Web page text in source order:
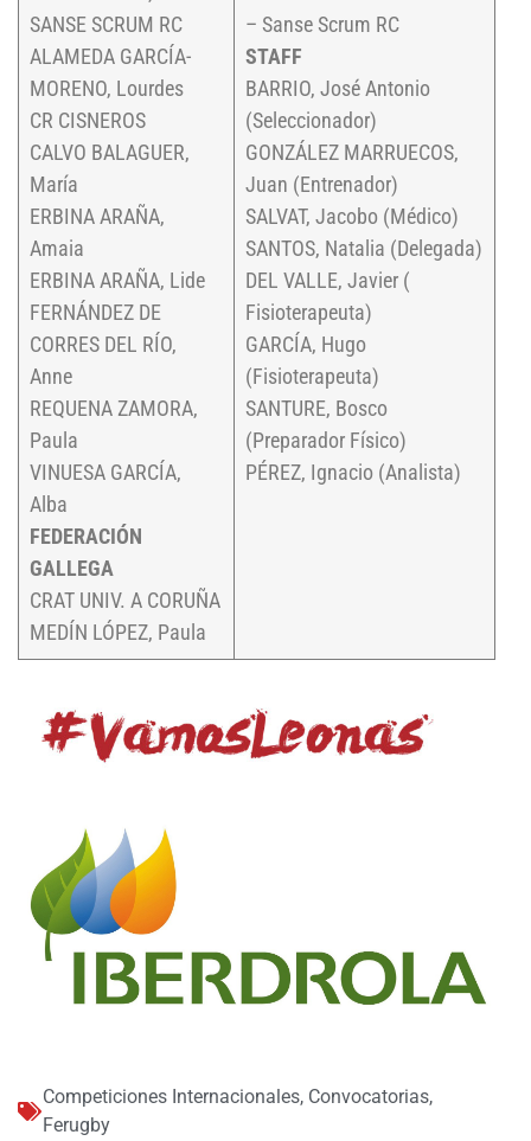
SANSE SCRUM RC
ALAMEDA GARCÍA-
MORENO, Lourdes
CR CISNEROS
CALVO BALAGUER,
María
ERBINA ARAÑA,
Amaia
ERBINA ARAÑA, Lide
FERNÁNDEZ DE
CORRES DEL RÍO,
Anne
REQUENA ZAMORA,
Paula
VINUESA GARCÍA,
Alba
FEDERACIÓN
GALLEGA
CRAT UNIV. A CORUÑA
MEDÍN LÓPEZ, Paula
– Sanse Scrum RC
STAFF
BARRIO, José Antonio
(Seleccionador)
GONZÁLEZ MARRUECOS,
Juan (Entrenador)
SALVAT, Jacobo (Médico)
SANTOS, Natalia (Delegada)
DEL VALLE, Javier (
Fisioterapeuta)
GARCÍA, Hugo
(Fisioterapeuta)
SANTURE, Bosco
(Preparador Físico)
PÉREZ, Ignacio (Analista)
Competiciones Internacionales, Convocatorias,
Ferugby